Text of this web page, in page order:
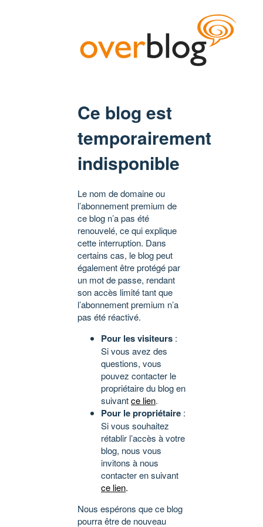
Ce blog est
temporairement
indisponible
Le nom de domaine ou
l’abonnement premium de
ce blog n’a pas été
renouvelé, ce qui explique
cette interruption. Dans
certains cas, le blog peut
également être protégé par
un mot de passe, rendant
son accès limité tant que
l’abonnement premium n’a
pas été réactivé.
Pour les visiteurs :
Si vous avez des
questions, vous
pouvez contacter le
propriétaire du blog en
suivantce lien.
Pour le propriétaire :
Si vous souhaitez
rétablir l’accès à votre
blog, nous vous
invitons à nous
contacter en suivant
ce lien.
Nous espérons que ce blog
pourra être de nouveau